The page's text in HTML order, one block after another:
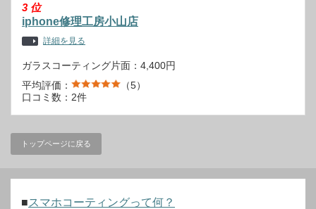
3位
iphone修理工房小山店
詳細を見る
ガラスコーティング片面：4,400円
平均評価：
（5）
口コミ数：2件
トップページに戻る
■スマホコーティングって何？